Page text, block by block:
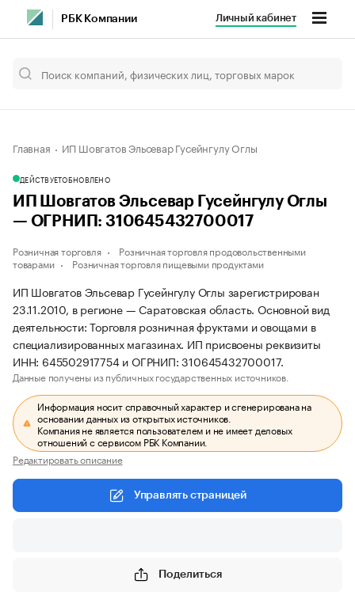
РБК Компании Личный кабинет
Главная ИП Шовгатов Эльсевар Гусейнгулу Оглы
ДЕЙСТВУЕТОБНОВЛЕНО
ИП Шовгатов Эльсевар Гусейнгулу Оглы
— ОГРНИП: 310645432700017
Розничная торговля
Розничная торговля продовольственными
товарами
Розничная торговля пищевыми продуктами
ИП Шовгатов Эльсевар Гусейнгулу Оглы зарегистрирован
23.11.2010, в регионе — Саратовская область. Основной вид
деятельности: Торговля розничная фруктами и овощами в
специализированных магазинах. ИП присвоены реквизиты
ИНН: 645502917754 и ОГРНИП: 310645432700017.
Данные получены из публичных государственных источников.
Информация носит справочный характер и сгенерирована на
основании данных из открытых источников.
Компания не является пользователем и не имеет деловых
отношений с сервисом РБК Компании.
Редактировать описание
Управлять страницей
Поделиться